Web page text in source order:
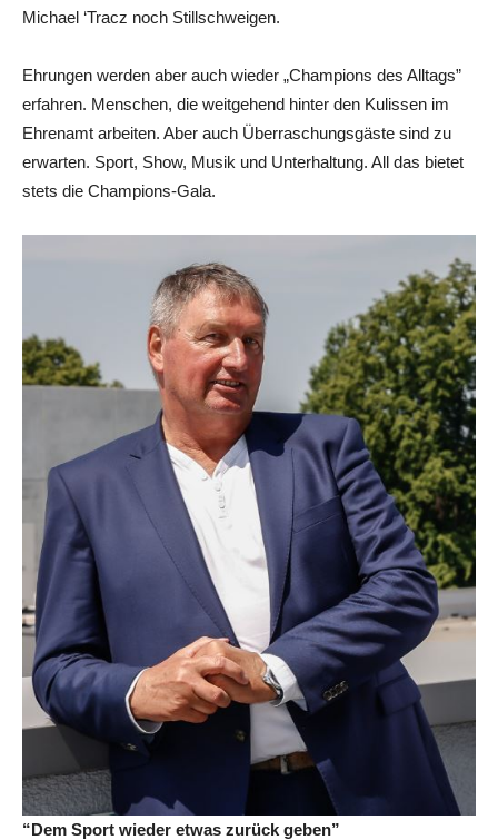
Michael ‘Tracz noch Stillschweigen.
Ehrungen werden aber auch wieder „Champions des Alltags”
erfahren. Menschen, die weitgehend hinter den Kulissen im
Ehrenamt arbeiten. Aber auch Überraschungsgäste sind zu
erwarten. Sport, Show, Musik und Unterhaltung. All das bietet
stets die Champions-Gala.
“Dem Sport wieder etwas zurück geben”